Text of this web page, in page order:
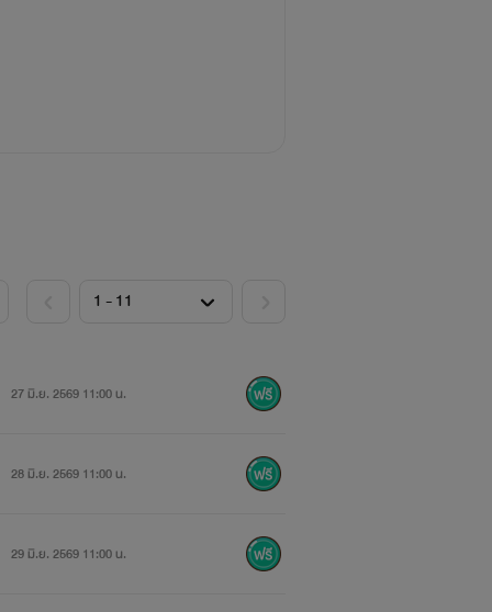
27 มิ.ย. 2569 11:00 น.
28 มิ.ย. 2569 11:00 น.
29 มิ.ย. 2569 11:00 น.